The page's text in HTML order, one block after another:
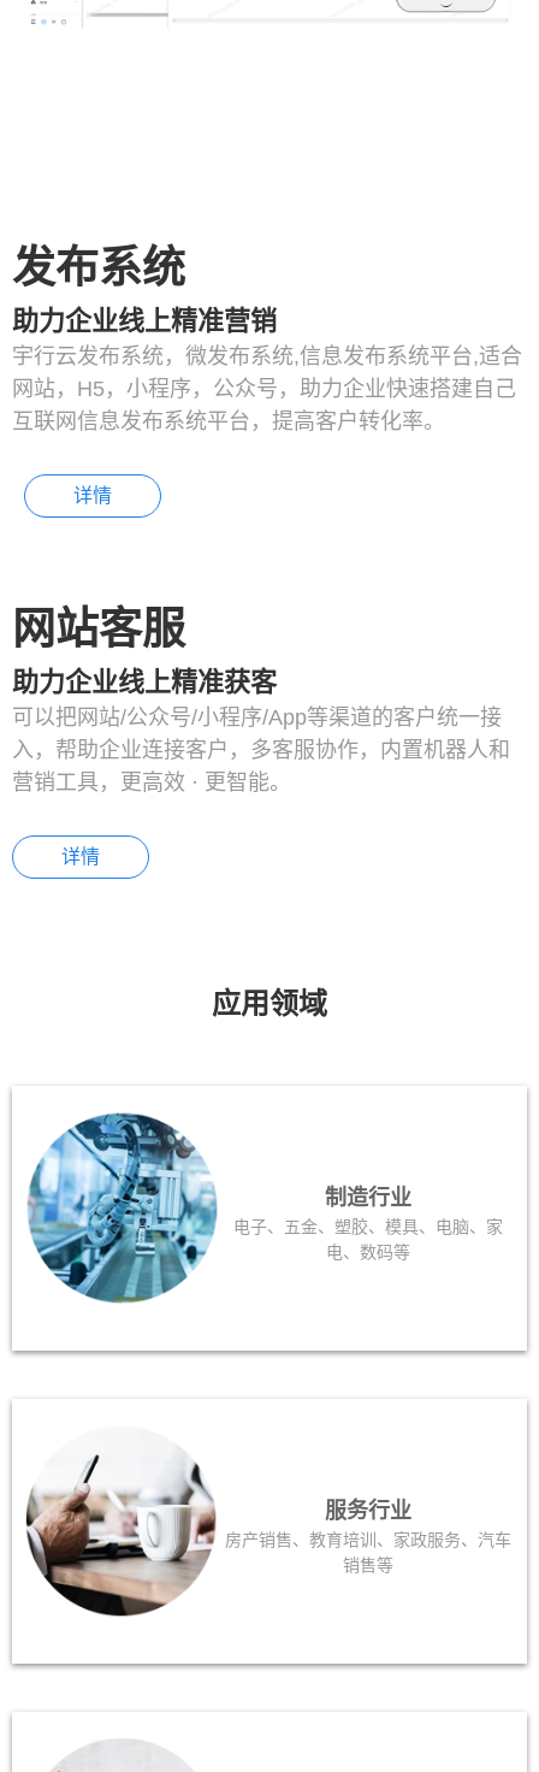
发布系统
助力企业线上精准营销
宇行云发布系统，微发布系统,信息发布系统平台,适合
网站，H5，小程序，公众号，助力企业快速搭建自己
互联网信息发布系统平台，提高客户转化率。
详情
网站客服
助力企业线上精准获客
可以把网站/公众号/小程序/App等渠道的客户统一接
入，帮助企业连接客户，多客服协作，内置机器人和
营销工具，更高效 · 更智能。
详情
应用领域
制造行业
电子、五金、塑胶、模具、电脑、家
电、数码等
服务行业
房产销售、教育培训、家政服务、汽车
销售等